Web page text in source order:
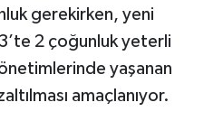
gerekirken, yeni
2 çoğunluk yeterli
yaşanan
amaçlanıyor.